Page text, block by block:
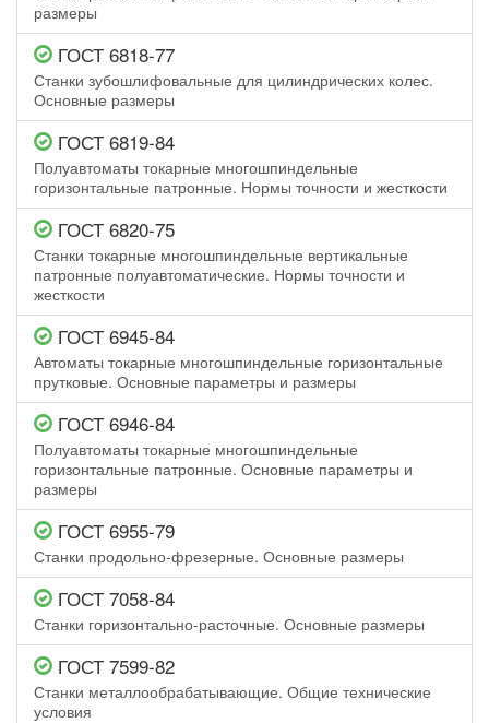
размеры
ГОСТ 6818-77
Станки зубошлифовальные для цилиндрических колес.
Основные размеры
ГОСТ 6819-84
Полуавтоматы токарные многошпиндельные
горизонтальные патронные. Нормы точности и жесткости
ГОСТ 6820-75
Станки токарные многошпиндельные вертикальные
патронные полуавтоматические. Нормы точности и
жесткости
ГОСТ 6945-84
Автоматы токарные многошпиндельные горизонтальные
прутковые. Основные параметры и размеры
ГОСТ 6946-84
Полуавтоматы токарные многошпиндельные
горизонтальные патронные. Основные параметры и
размеры
ГОСТ 6955-79
Станки продольно-фрезерные. Основные размеры
ГОСТ 7058-84
Станки горизонтально-расточные. Основные размеры
ГОСТ 7599-82
Станки металлообрабатывающие. Общие технические
условия